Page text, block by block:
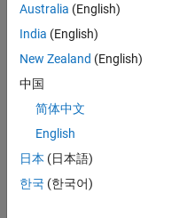
Input Arguments
collapse all
numeric
Initial value of the asset,
Australia (English)
India (English)
New Zealand (English)
中国
简体中文
English
日本 (日本語)
한국 (한국어)